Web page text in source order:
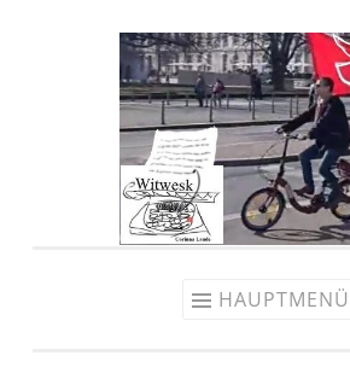
HAUPTMENÜ